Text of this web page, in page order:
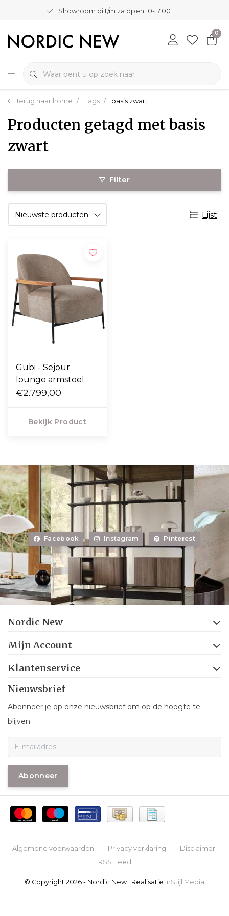
Showroom di t/m za open 10-17.00
0
Terug naar home Tags basis zwart
Producten getagd met basis
zwart
Filter
Lijst
Gubi - Sejour
lounge armstoel
walnoot - Mumble
€2.799,00
Bekijk Product
Facebook Instagram Pinterest
Nordic New
Mijn Account
Klantenservice
Nieuwsbrief
Abonneer je op onze nieuwsbrief om op de hoogte te
blijven.
Abonneer
Algemene voorwaarden Privacy verklaring Disclaimer
RSS Feed
© Copyright 2026 - Nordic New | Realisatie InStijl Media